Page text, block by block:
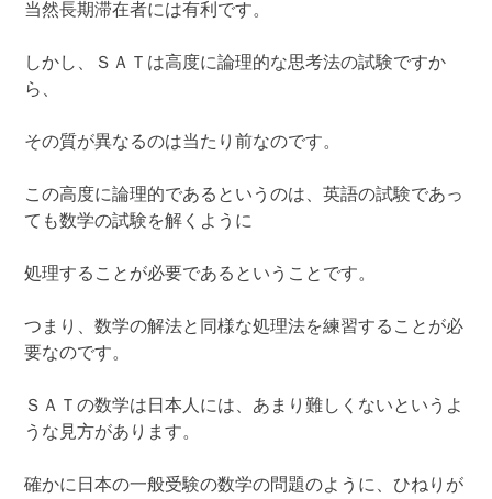
当然長期滞在者には有利です。
しかし、ＳＡＴは高度に論理的な思考法の試験ですか
ら、
その質が異なるのは当たり前なのです。
この高度に論理的であるというのは、英語の試験であっ
ても数学の試験を解くように
処理することが必要であるということです。
つまり、数学の解法と同様な処理法を練習することが必
要なのです。
ＳＡＴの数学は日本人には、あまり難しくないというよ
うな見方があります。
確かに日本の一般受験の数学の問題のように、ひねりが